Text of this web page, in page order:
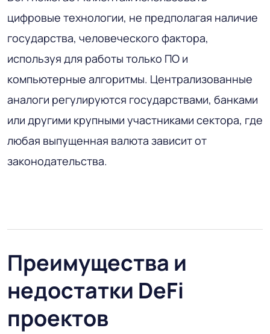
цифровые технологии, не предполагая наличие
государства, человеческого фактора,
используя для работы только ПО и
компьютерные алгоритмы. Централизованные
аналоги регулируются государствами, банками
или другими крупными участниками сектора, где
любая выпущенная валюта зависит от
законодательства.
Преимущества и
недостатки DeFi
проектов